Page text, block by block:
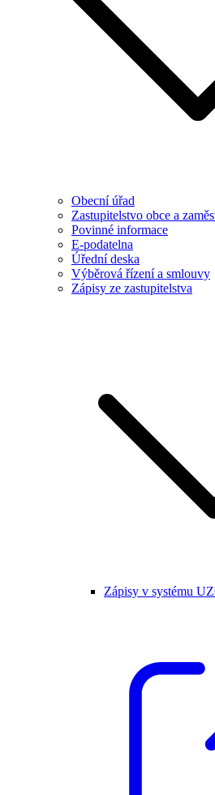
Obecní úřad
Zastupitelstvo obce a
Povinné informace
E-podatelna
Úřední deska
Výběrová řízení a smlouvy
Zápisy ze zastupitelstva
Zápisy v systému